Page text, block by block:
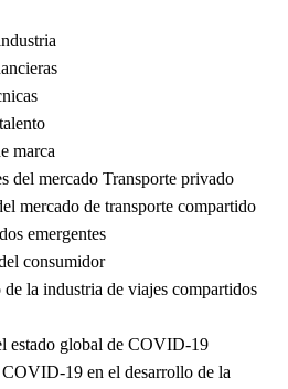
marca
del mercado Transporte privado
mercado de transporte compartido
emergentes
consumidor
la industria de viajes compartidos
estado global de COVID-19
19 en el desarrollo de la